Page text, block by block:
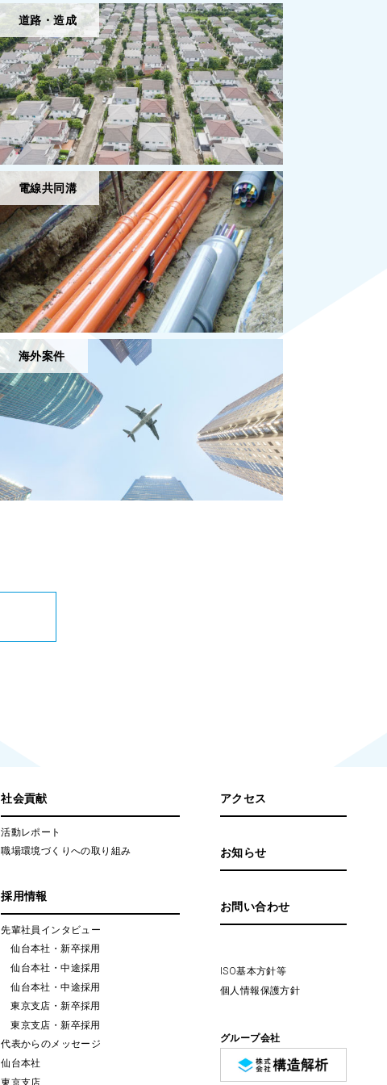
道路・造成
電線共同溝
海外案件
社会貢献
活動レポート
職場環境づくりへの取り組み
採用情報
先輩社員インタビュー
仙台本社・新卒採用
仙台本社・中途採用
仙台本社・中途採用
東京支店・新卒採用
東京支店・新卒採用
代表からのメッセージ
仙台本社
東京支店
アクセス
お知らせ
お問い合わせ
ISO基本方針等
個人情報保護方針
グループ会社